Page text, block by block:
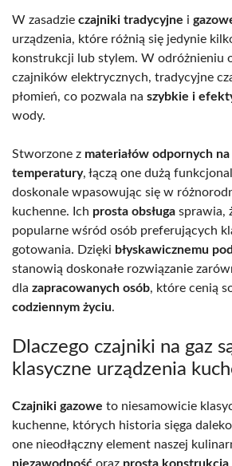
W zasadzie czajniki tradycyjne i
urządzenia, które różnią się jedynie
konstrukcji lub stylem. W odróżnieniu
czajników elektrycznych, tradycyjne
płomień, co pozwala na szybkie i
wody.
Stworzone z materiałów odpornych
temperatury, łączą one dużą
doskonale wpasowując się w
kuchenne. Ich prosta obsługa sprawia,
popularne wśród osób preferujących
gotowania. Dzięki błyskawicznemu
stanowią doskonałe rozwiązanie
dla zapracowanych osób, które cenią
codziennym życiu.
Dlaczego czajniki na gaz
klasyczne urządzenia
Czajniki gazowe to niesamowicie
kuchenne, których historia sięga
one nieodłączny element naszej